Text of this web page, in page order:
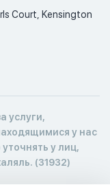
Court, Kensington
услуги,
у нас
у лиц,
(31932)